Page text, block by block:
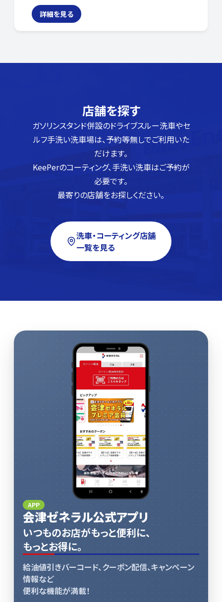
詳細を見る
店舗を探す
ガソリンスタンド併設のドライブスルー洗車やセ
ルフ手洗い洗車場は、予約等無しでご利用いた
だけます。
KeePerのコーティング、手洗い洗車はご予約が
必要です。
最寄りの店舗をお探しください。
洗車・コーティング店舗
一覧を見る
APP
会津ゼネラル公式アプリ
いつものお店がもっと便利に、
もっとお得に。
給油値引きバーコード、クーポン配信、キャンペーン
情報など
便利な機能が満載！